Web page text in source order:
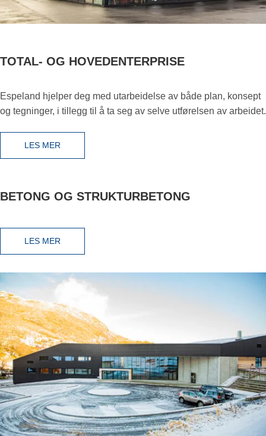
TOTAL- OG HOVEDENTERPRISE
Espeland hjelper deg med utarbeidelse av både plan, konsept
og tegninger, i tillegg til å ta seg av selve utførelsen av arbeidet.
LES MER
BETONG OG STRUKTURBETONG
LES MER